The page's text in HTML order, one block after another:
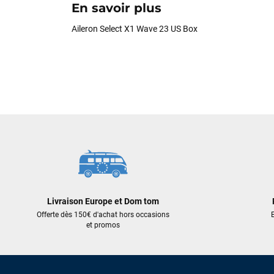
En savoir plus
Aileron Select X1 Wave 23 US Box
Livraison Europe et Dom tom
Offerte dès 150€ d'achat hors occasions
et promos